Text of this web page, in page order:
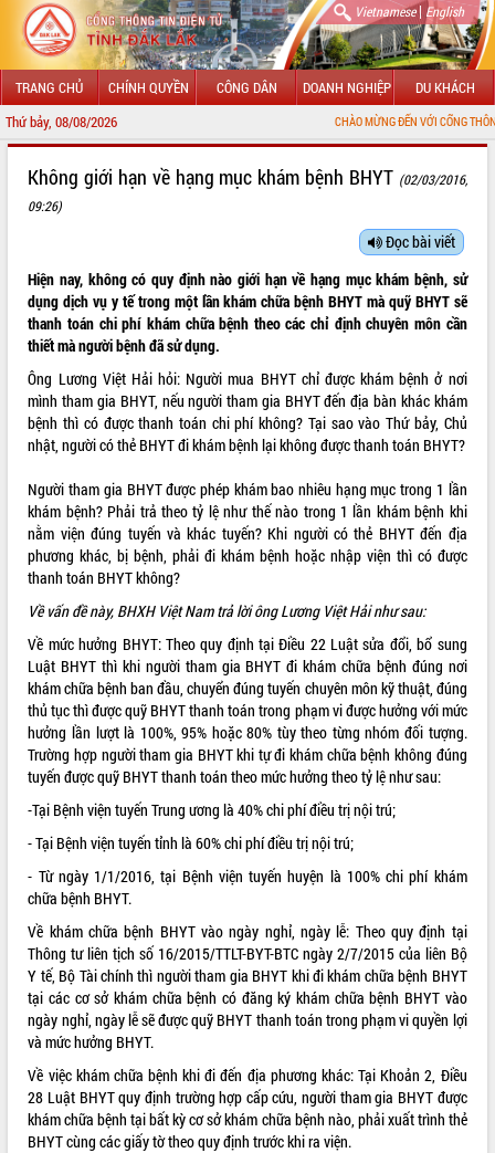
Vietnamese| English
TRANG CHỦ CHÍNH QUYỀN CÔNG DÂN DOANH NGHIỆP DU KHÁCH
Thứ bảy, 08/08/2026 CHÀO MỪNG ĐẾN VỚI CỔNG THÔNG TIN
LÃNH ĐẠO UBND TỈNH
SỞ, BAN, NGÀNH
UBND CÁC XÃ, PHƯỜNG
THÔNG TIN CHỈ ĐẠO ĐIỀU HÀNH
HỆ THỐNG VĂN BẢN
VĂN BẢN HĐND TỈNH
ĐIỂM TIN VĂN BẢN
QUY HOẠCH - KẾ HOẠCH
QUẢNG CÁO
Không giới hạn về hạng mục khám bệnh BHYT (02/03/2016,
09:26)
Đọc bài viết
Hiện nay, không có quy định nào giới hạn về hạng mục khám bệnh, sử
dụng dịch vụ y tế trong một lần khám chữa bệnh BHYT mà quỹ BHYT sẽ
thanh toán chi phí khám chữa bệnh theo các chỉ định chuyên môn cần
thiết mà người bệnh đã sử dụng.
Ông Lương Việt Hải hỏi: Người mua BHYT chỉ được khám bệnh ở nơi
mình tham gia BHYT, nếu người tham gia BHYT đến địa bàn khác khám
bệnh thì có được thanh toán chi phí không? Tại sao vào Thứ bảy, Chủ
nhật, người có thẻ BHYT đi khám bệnh lại không được thanh toán BHYT?
Người tham gia BHYT được phép khám bao nhiêu hạng mục trong 1 lần
khám bệnh? Phải trả theo tỷ lệ như thế nào trong 1 lần khám bệnh khi
nằm viện đúng tuyến và khác tuyến? Khi người có thẻ BHYT đến địa
phương khác, bị bệnh, phải đi khám bệnh hoặc nhập viện thì có được
thanh toán BHYT không?
Về vấn đề này, BHXH Việt Nam trả lời ông Lương Việt Hải như sau:
Về mức hưởng BHYT: Theo quy định tại Điều 22 Luật sửa đổi, bổ sung
Luật BHYT thì khi người tham gia BHYT đi khám chữa bệnh đúng nơi
khám chữa bệnh ban đầu, chuyển đúng tuyến chuyên môn kỹ thuật, đúng
thủ tục thì được quỹ BHYT thanh toán trong phạm vi được hưởng với mức
hưởng lần lượt là 100%, 95% hoặc 80% tùy theo từng nhóm đối tượng.
Trường hợp người tham gia BHYT khi tự đi khám chữa bệnh không đúng
tuyến được quỹ BHYT thanh toán theo mức hưởng theo tỷ lệ như sau:
-Tại Bệnh viện tuyến Trung ương là 40% chi phí điều trị nội trú;
- Tại Bệnh viện tuyến tỉnh là 60% chi phí điều trị nội trú;
- Từ ngày 1/1/2016, tại Bệnh viện tuyến huyện là 100% chi phí khám
chữa bệnh BHYT.
Về khám chữa bệnh BHYT vào ngày nghỉ, ngày lễ: Theo quy định tại
Thông tư liên tịch số 16/2015/TTLT-BYT-BTC ngày 2/7/2015 của liên Bộ
Y tế, Bộ Tài chính thì người tham gia BHYT khi đi khám chữa bệnh BHYT
tại các cơ sở khám chữa bệnh có đăng ký khám chữa bệnh BHYT vào
ngày nghỉ, ngày lễ sẽ được quỹ BHYT thanh toán trong phạm vi quyền lợi
và mức hưởng BHYT.
Về việc khám chữa bệnh khi đi đến địa phương khác: Tại Khoản 2, Điều
28 Luật BHYT quy định trường hợp cấp cứu, người tham gia BHYT được
khám chữa bệnh tại bất kỳ cơ sở khám chữa bệnh nào, phải xuất trình thẻ
BHYT cùng các giấy tờ theo quy định trước khi ra viện.